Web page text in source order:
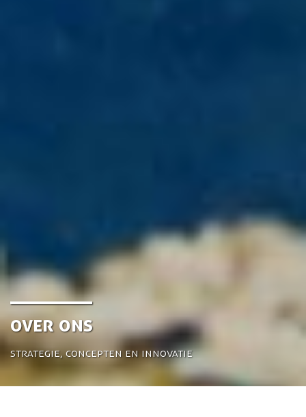
Over ons
Strategie, concepten en innovatie